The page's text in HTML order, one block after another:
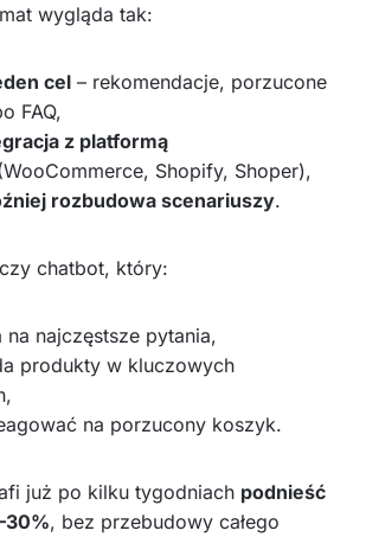
wygląda tak:
cel – rekomendacje, porzucone
FAQ,
z platformą
Shopify, Shoper),
rozbudowa scenariuszy.
chatbot, który:
najczęstsze pytania,
produkty w kluczowych
na porzucony koszyk.
już po kilku tygodniach podnieść
, bez przebudowy całego